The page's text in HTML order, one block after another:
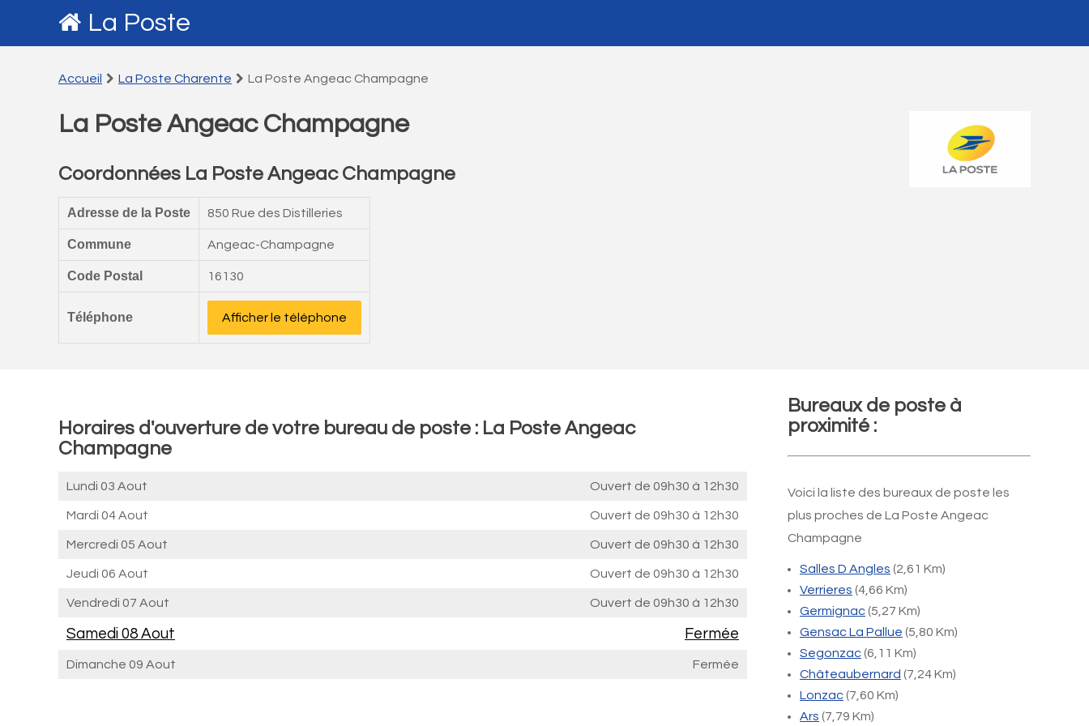
La Poste
Accueil La Poste Charente La Poste Angeac Champagne
La Poste Angeac Champagne
Coordonnées La Poste Angeac Champagne
Adresse de la Poste 850 Rue des Distilleries
Commune Angeac-Champagne
Code Postal 16130
Téléphone Afficher le téléphone
Horaires d'ouverture de votre bureau de poste : La Poste Angeac
Champagne
Lundi 03 Aout Ouvert de 09h30 à 12h30
Mardi 04 Aout Ouvert de 09h30 à 12h30
Mercredi 05 Aout Ouvert de 09h30 à 12h30
Jeudi 06 Aout Ouvert de 09h30 à 12h30
Vendredi 07 Aout Ouvert de 09h30 à 12h30
Samedi 08 Aout Fermée
Dimanche 09 Aout Fermée
Bureaux de poste à
proximité :
Voici la liste des bureaux de poste les
plus proches de La Poste Angeac
Champagne
Salles D Angles (2,61 Km)
Verrieres (4,66 Km)
Germignac(5,27 Km)
Gensac La Pallue (5,80 Km)
Segonzac(6,11 Km)
Châteaubernard (7,24 Km)
Lonzac(7,60 Km)
Ars (7,79 Km)